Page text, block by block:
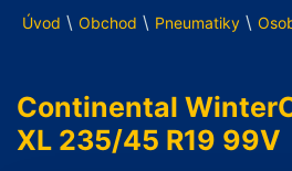
Úvod \ Obchod \ Pneumatiky \
Continental
XL 235/45 R19 99V